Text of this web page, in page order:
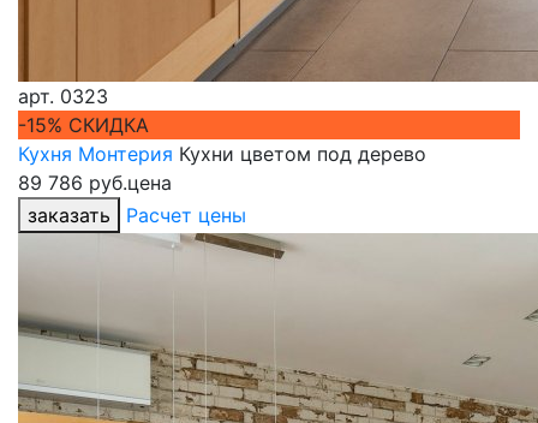
арт. 0323
-15% СКИДКА
Кухня Монтерия Кухни цветом под дерево
89 786 руб.цена
заказать
Расчет цены